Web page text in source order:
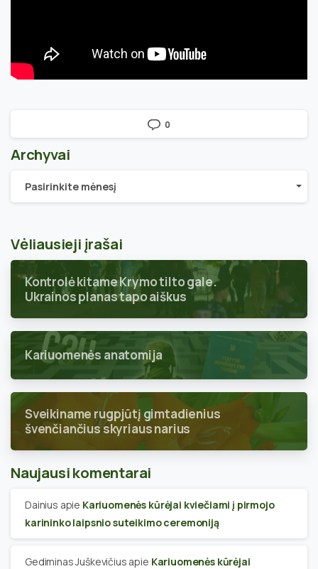
0
Archyvai
Archyvai
Pasirinkite mėnesį
Vėliausieji įrašai
Kontrolė kitame Krymo tilto gale.
Ukrainos planas tapo aiškus
Kariuomenės anatomija
Sveikiname rugpjūtį gimtadienius
švenčiančius skyriaus narius
Naujausi komentarai
Dainius apie Kariuomenės kūrėjai kviečiami į pirmojo
karininko laipsnio suteikimo ceremoniją
Gediminas Juškevičius apie Kariuomenės kūrėjai